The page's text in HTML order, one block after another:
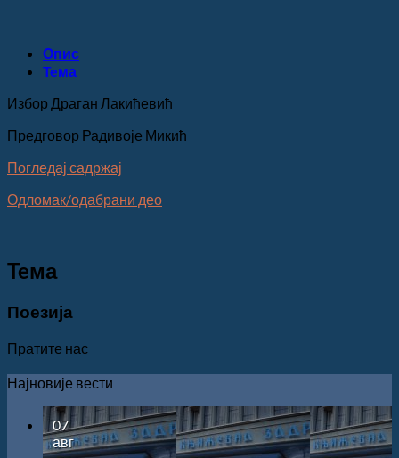
Опис
Teма
Избор Драган Лакићевић
Предговор Радивоје Микић
Погледај садржај
Одломак/одабрани део
Teма
Поезија
Пратите нас
Најновије вести
07
авг